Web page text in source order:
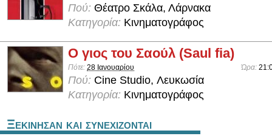
Πού: Θέατρο Σκάλα, Λάρνακα
Κατηγορία: Κινηματογράφος
Ο γιος του Σαούλ (Saul fia)
Πότε: 28 Ιανουαρίου Ώρα:
Πού: Cine Studio, Λευκωσία
Κατηγορία: Κινηματογράφος
Ξεκινησαν και συνεχιζονται